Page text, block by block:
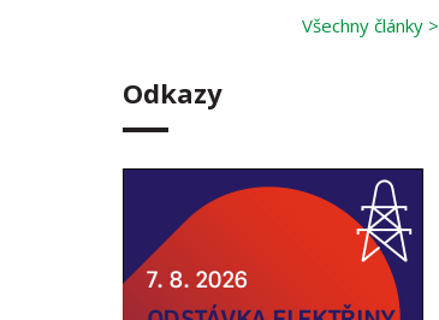
Všechny články >
Odkazy